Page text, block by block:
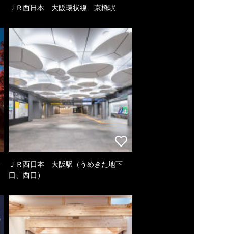
ＪＲ西日本 大阪環状線 京橋駅
ＪＲ西日本 大阪駅（うめきた地下
口、西口）